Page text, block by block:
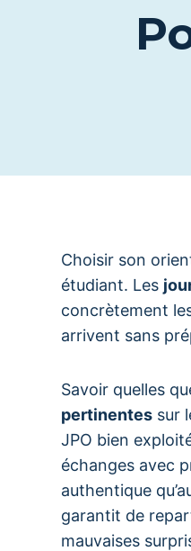
Choisir son
étudiant. Les
concrètement
arrivent sans
Savoir quelles
pertinentes sur
JPO bien
échanges avec
authentique
garantit de
mauvaises